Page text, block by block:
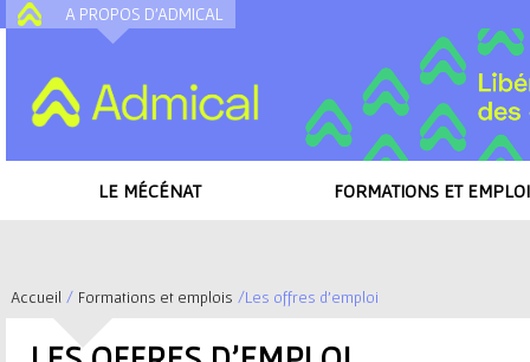
A PROPOS D'ADMICAL
LE MÉCÉNAT FORMATIONS ET
Accueil / Formations et emplois /Les offres d'emploi